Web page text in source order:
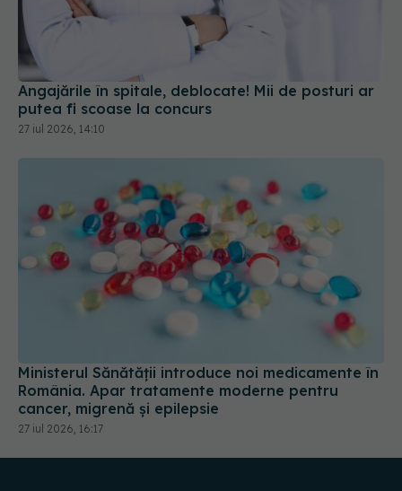
Angajările în spitale, deblocate! Mii de posturi ar
putea fi scoase la concurs
27 iul 2026, 14:10
Ministerul Sănătății introduce noi medicamente în
România. Apar tratamente moderne pentru
27 iul 2026, 16:17